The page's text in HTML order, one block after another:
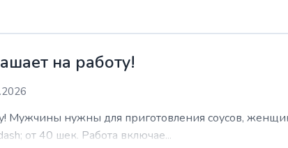
на работу!
Мужчины нужны для приготовления соусов,
от 40 шек. Работа включае...